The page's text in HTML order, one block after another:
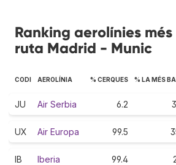
Ranking aerolínies
ruta Madrid - Munic
CODI AEROLÍNIA % CERQUES % LA MÉS
JU Air Serbia 6.2
UX Air Europa 99.5
IB Iberia 99.4